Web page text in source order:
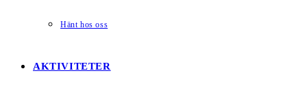
Hänt hos oss
AKTIVITETER